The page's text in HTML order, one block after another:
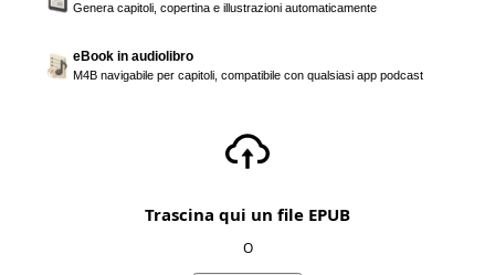
Genera capitoli, copertina e illustrazioni automaticamente
eBook in audiolibro
M4B navigabile per capitoli, compatibile con qualsiasi app podcast
Trascina qui un file EPUB
O